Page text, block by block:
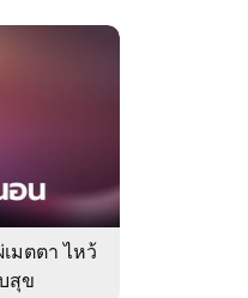
มตตา ไหว้
สุข